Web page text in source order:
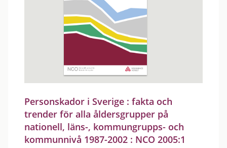
Personskador i Sverige : fakta och
trender för alla åldersgrupper på
nationell, läns-, kommungrupps- och
kommunnivå 1987-2002 : NCO 2005:1